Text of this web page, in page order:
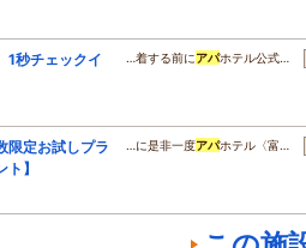
1秒チェックイ
…着する前にアパホテル公式…
限定お試しプラ
】
…に是非一度アパホテル〈富…